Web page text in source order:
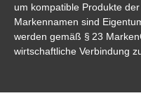
um kompatible Produkte
Markennamen sind
werden gemäß § 23
wirtschaftliche Verbindung